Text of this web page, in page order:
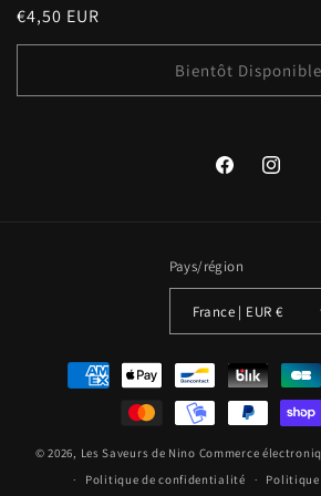
Prix
habituel
€4,50 EUR
Bientôt Disponible
Facebook
Pays/région
France | EUR €
Moyens
© 2026, Les Saveurs de Nino Commerce
Politique de confidentialité
Politique